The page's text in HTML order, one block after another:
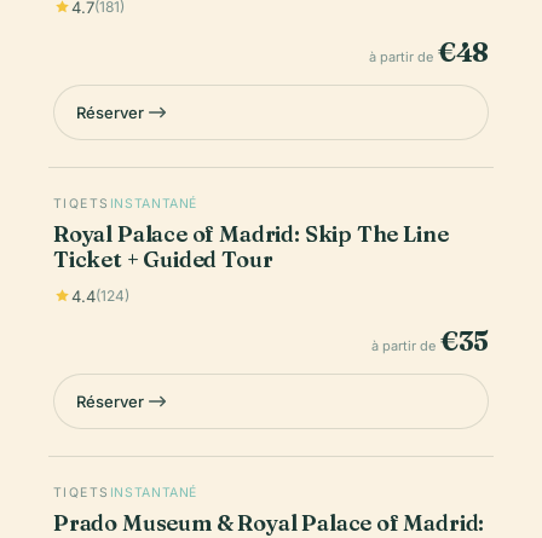
4.7(181)
à partir de €48
Réserver
TIQETS INSTANTANÉ
Royal Palace of Madrid: Skip The Line
Ticket + Guided Tour
4.4(124)
à partir de €35
Réserver
TIQETS INSTANTANÉ
Prado Museum & Royal Palace of Madrid: